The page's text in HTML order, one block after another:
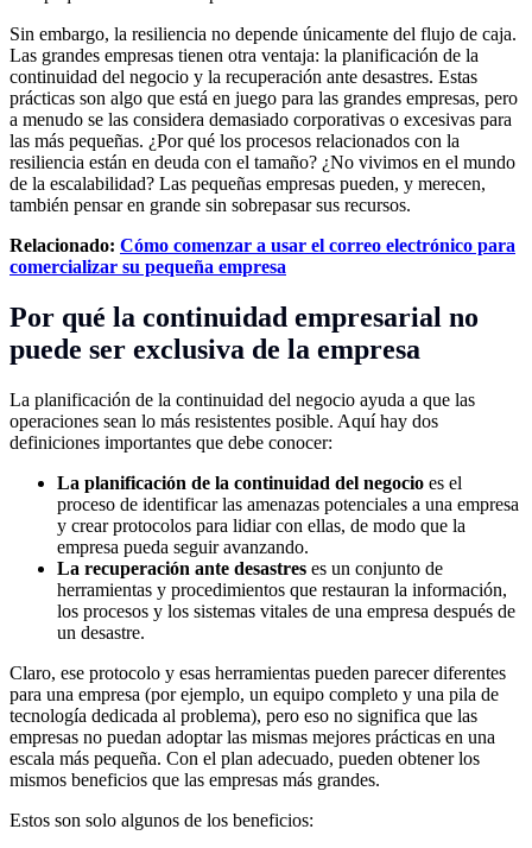
Sin embargo, la resiliencia no depende únicamente del flujo de caja.
Las grandes empresas tienen otra ventaja: la planificación de la
continuidad del negocio y la recuperación ante desastres. Estas
prácticas son algo que está en juego para las grandes empresas, pero
a menudo se las considera demasiado corporativas o excesivas para
las más pequeñas. ¿Por qué los procesos relacionados con la
resiliencia están en deuda con el tamaño? ¿No vivimos en el mundo
de la escalabilidad? Las pequeñas empresas pueden, y merecen,
también pensar en grande sin sobrepasar sus recursos.
Relacionado: Cómo comenzar a usar el correo electrónico para
comercializar su pequeña empresa
Por qué la continuidad empresarial no
puede ser exclusiva de la empresa
La planificación de la continuidad del negocio ayuda a que las
operaciones sean lo más resistentes posible. Aquí hay dos
definiciones importantes que debe conocer:
La planificación de la continuidad del negocio es el
proceso de identificar las amenazas potenciales a una empresa
y crear protocolos para lidiar con ellas, de modo que la
empresa pueda seguir avanzando.
La recuperación ante desastres es un conjunto de
herramientas y procedimientos que restauran la información,
los procesos y los sistemas vitales de una empresa después de
un desastre.
Claro, ese protocolo y esas herramientas pueden parecer diferentes
para una empresa (por ejemplo, un equipo completo y una pila de
tecnología dedicada al problema), pero eso no significa que las
empresas no puedan adoptar las mismas mejores prácticas en una
escala más pequeña. Con el plan adecuado, pueden obtener los
mismos beneficios que las empresas más grandes.
Estos son solo algunos de los beneficios: